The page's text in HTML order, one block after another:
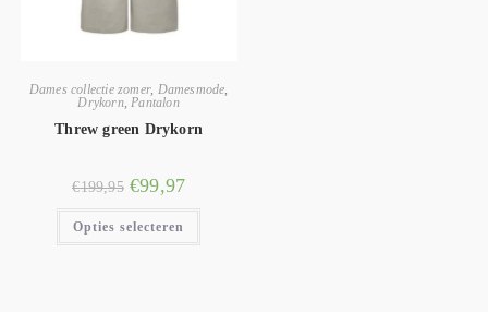
Dames collectie zomer, Damesmode
Drykorn, Pantalon
Threw green Drykorn
€199,95 €99,97
Opties selecteren